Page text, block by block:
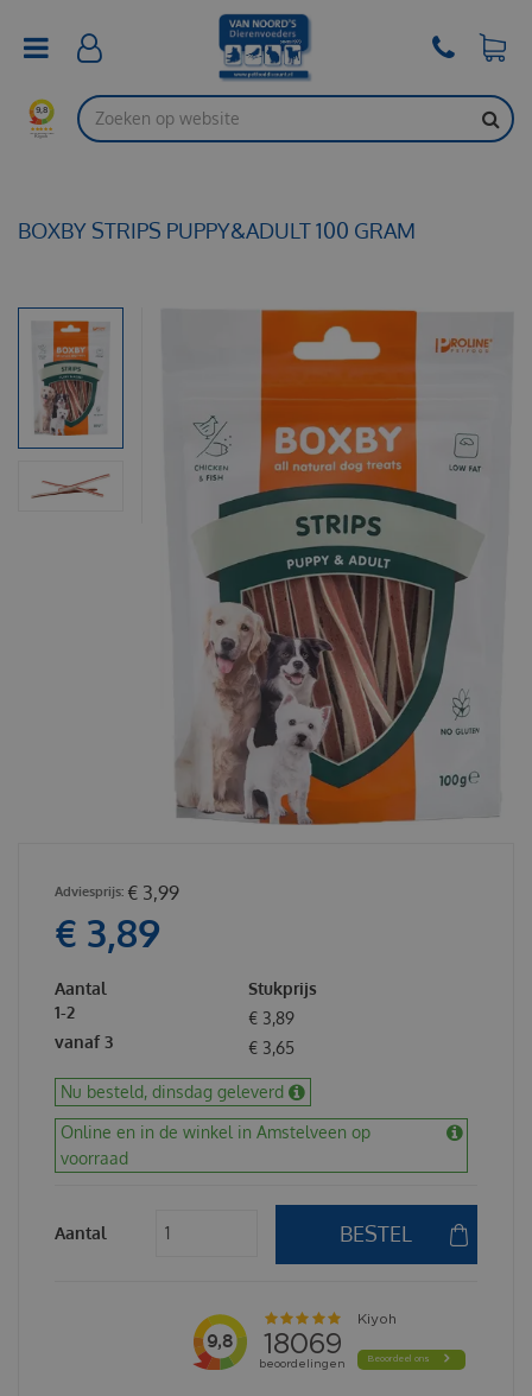
BOXBY STRIPS PUPPY&ADULT 100 GRAM
€ 3,99
€ 3,89
Aantal
Stukprijs
1-2
€ 3,89
vanaf 3
€ 3,65
Nu besteld, dinsdag geleverd
Online en in de winkel in Amstelveen op
voorraad
Aantal